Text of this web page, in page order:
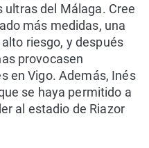
del Málaga. Cree
más medidas, una
riesgo, y después
provocasen
en Vigo. Además, Inés
se haya permitido a
al estadio de Riazor